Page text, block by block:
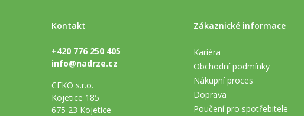
Kontakt
+420 776 250 405
info@nadrze.cz
CEKO s.r.o.
Kojetice 185
675 23 Kojetice
Zákaznické informace
Kariéra
Obchodní podmínky
Nákupní proces
Doprava
Poučení pro spotřebitele